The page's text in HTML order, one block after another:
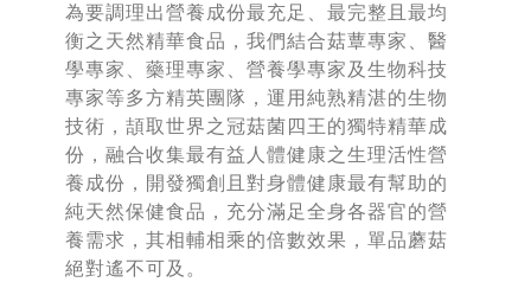
為要調理出營養成份最充足、最完整且最均
衡之天然精華食品，我們結合菇蕈專家、醫
學專家、藥理專家、營養學專家及生物科技
專家等多方精英團隊，運用純熟精湛的生物
技術，頡取世界之冠菇菌四王的獨特精華成
份，融合收集最有益人體健康之生理活性營
養成份，開發獨創且對身體健康最有幫助的
純天然保健食品，充分滿足全身各器官的營
養需求，其相輔相乘的倍數效果，單品蘑菇
絕對遙不可及。